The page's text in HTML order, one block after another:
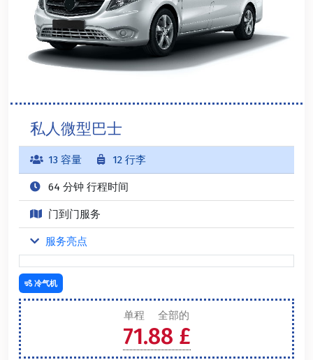
私人微型巴士
13 容量 12 行李
64 分钟 行程时间
门到门服务
服务亮点
单程 全部的
71.88 £
冷气机